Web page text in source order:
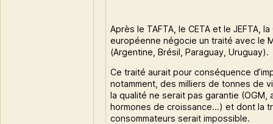
Après le TAFTA, le CETA et le JEFTA,
européenne négocie un traité avec le
(Argentine, Brésil, Paraguay, Uruguay).
Ce traité aurait pour conséquence
notamment, des milliers de tonnes de
la qualité ne serait pas garantie (OGM,
hormones de croissance…) et dont la
consommateurs serait impossible.